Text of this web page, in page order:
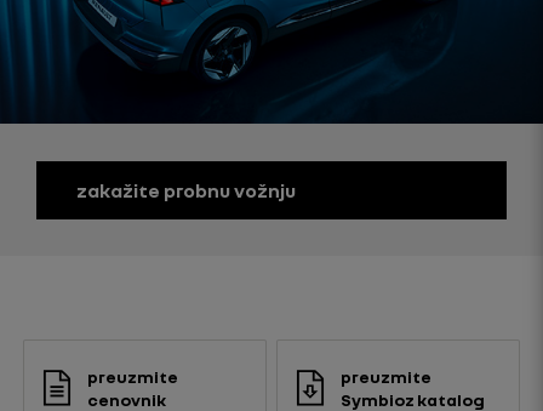
zakažite probnu vožnju
preuzmite
cenovnik
preuzmite
Symbioz katalog